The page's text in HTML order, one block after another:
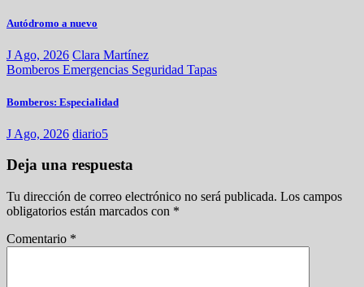
Autódromo a nuevo
J Ago, 2026 Clara Martínez
Bomberos Emergencias Seguridad Tapas
Bomberos: Especialidad
J Ago, 2026 diario5
Deja una respuesta
Tu dirección de correo electrónico no será publicada. Los campos
obligatorios están marcados con *
Comentario *